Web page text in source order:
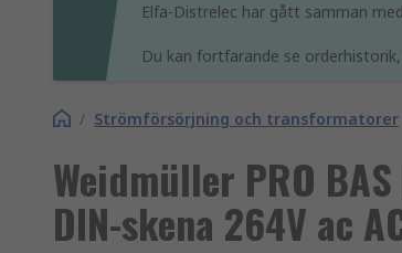
Elfa-Distrelec har gått samman
Du kan fortfarande se
/ Strömförsörjning och transformatorer
Weidmüller PRO
DIN-skena 264V ac